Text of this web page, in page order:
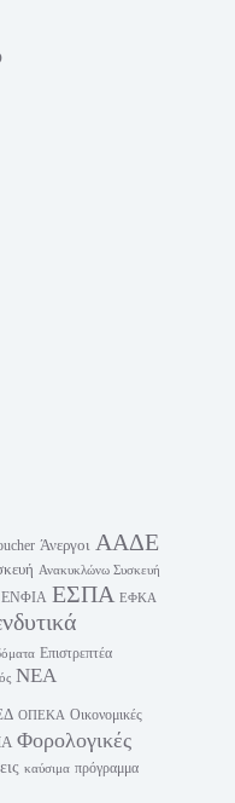
Άνεργοι ΑΑΔΕ
Ανακυκλώνω Συσκευή
ΕΝΦΙΑ ΕΣΠΑ ΕΦΚΑ
Επιστρεπτέα
ΝΕΑ
ΟΠΕΚΑ Οικονομικές
Φορολογικές
καύσιμα πρόγραμμα